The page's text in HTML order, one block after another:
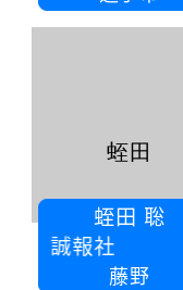
蛭田 聡
誠報社
藤野
蛭田